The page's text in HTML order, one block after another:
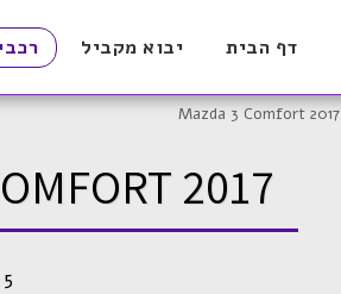
דף הבית יבוא מקביל
Mazda 3 Comfort 2017
2017